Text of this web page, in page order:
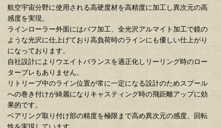
航空宇宙分野に使用される高硬度材を高精度に加工し異次元の高
感度を実現。
ラインローラー外面にはバフ加工、全光沢アルマイト加工で鏡の
ような光沢に仕上げており高負荷時のラインにも優しい仕上がり
になっております。
自社設計によりウエイトバランスを適正化しリーリング時のロー
ターブレもありません。
リトリーブ中のライン位置が常に一定になる設計のためスプール
への巻き付けが綺麗になりキャスティング時の飛距離アップに効
果的です。
ベアリング取り付け部の精度を極限まで高め異次元の感度、回転
性を実現しています。